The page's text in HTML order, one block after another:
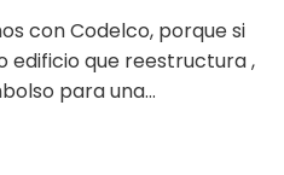
con Codelco, porque si
edificio que reestructura ,
para una…